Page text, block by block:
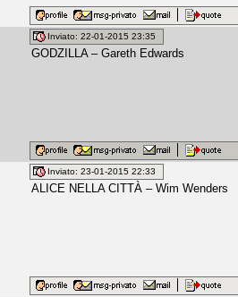
Inviato: 22-01-2015 23:35
GODZILLA – Gareth Edwards
Inviato: 23-01-2015 22:33
ALICE NELLA CITTÀ – Wim Wenders